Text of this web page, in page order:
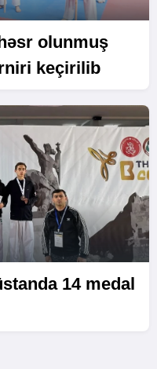
olunmuş
keçirilib
14 medal